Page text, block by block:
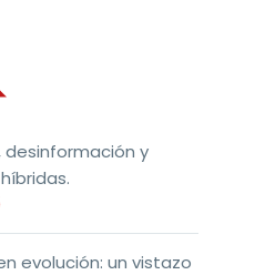
desinformación y
evolución: un vistazo